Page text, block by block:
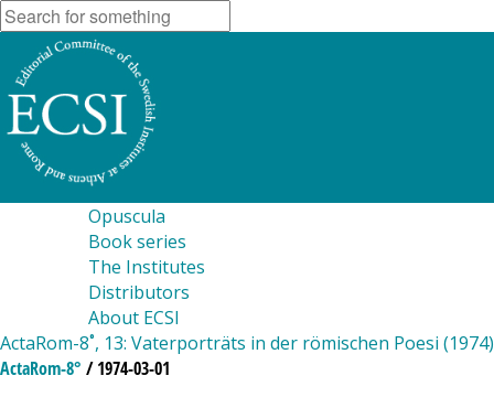
Opuscula
Book series
The Institutes
Distributors
About ECSI
ActaRom-8˚, 13: Vaterporträts in der römischen Poesi (1974)
ActaRom-8° / 1974-03-01